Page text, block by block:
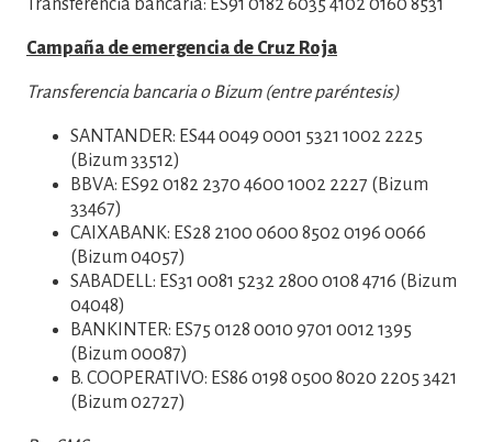
Transferencia bancaria: ES91 0182 6035 4102 0160 8531
Campaña de emergencia de Cruz Roja
Transferencia bancaria o Bizum (entre paréntesis)
SANTANDER: ES44 0049 0001 5321 1002 2225
(Bizum 33512)
BBVA: ES92 0182 2370 4600 1002 2227 (Bizum
33467)
CAIXABANK: ES28 2100 0600 8502 0196 0066
(Bizum 04057)
SABADELL: ES31 0081 5232 2800 0108 4716 (Bizum
04048)
BANKINTER: ES75 0128 0010 9701 0012 1395
(Bizum 00087)
B. COOPERATIVO: ES86 0198 0500 8020 2205 3421
(Bizum 02727)